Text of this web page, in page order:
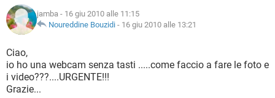
TIKTOK
HARDWARE
INSTAGRAM
TIKTOK
HARDWARE
INTRATTENIMENTO
iOS WINDOWS 10
INSTAGRAM
TIKTOK FACEBOOK
HARDWARE
COVID-19
INTRATTENIMENTO
iOS
INSTAGRAM
GLOSSARIO
COVID-19
INTRATTENIMENTO ANDROID
iOS
jamba - 16 giu 2010 alle 11:15
Noureddine Bouzidi - 16 giu 2010 alle 13:21
Ciao,
io ho una webcam senza tasti .....come faccio a fare le foto e
i video???....URGENTE!!!
Grazie...